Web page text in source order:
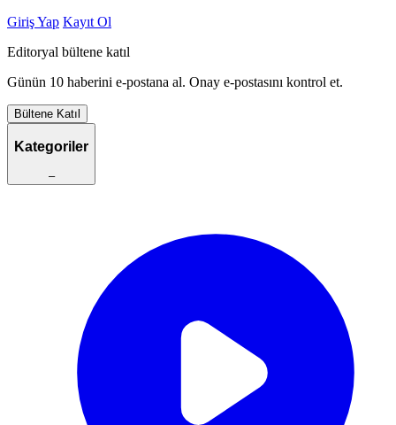
Giriş Yap Kayıt Ol
Editoryal bültene katıl
Günün 10 haberini e-postana al. Onay e-postasını kontrol et.
Bültene Katıl
Kategoriler
–